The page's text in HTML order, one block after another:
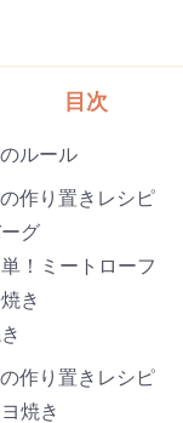
目次
ルール
の作り置きレシピ
グ
！ミートローフ
き
の作り置きレシピ
焼き